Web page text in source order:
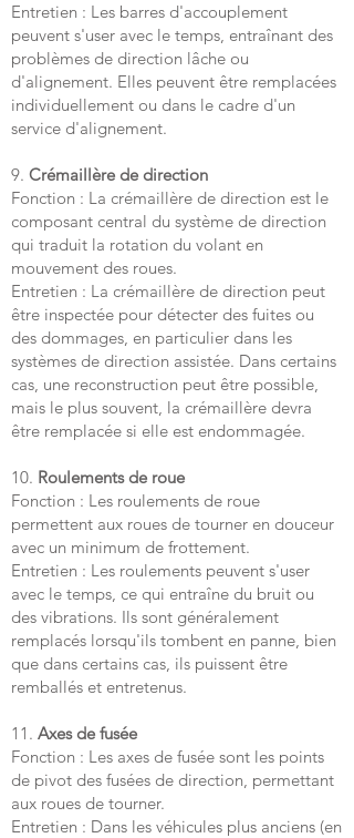
Entretien : Les barres d'accouplement
peuvent s'user avec le temps, entraînant des
problèmes de direction lâche ou
d'alignement. Elles peuvent être remplacées
individuellement ou dans le cadre d'un
service d'alignement.
9. Crémaillère de direction
Fonction : La crémaillère de direction est le
composant central du système de direction
qui traduit la rotation du volant en
mouvement des roues.
Entretien : La crémaillère de direction peut
être inspectée pour détecter des fuites ou
des dommages, en particulier dans les
systèmes de direction assistée. Dans certains
cas, une reconstruction peut être possible,
mais le plus souvent, la crémaillère devra
être remplacée si elle est endommagée.
10. Roulements de roue
Fonction : Les roulements de roue
permettent aux roues de tourner en douceur
avec un minimum de frottement.
Entretien : Les roulements peuvent s'user
avec le temps, ce qui entraîne du bruit ou
des vibrations. Ils sont généralement
remplacés lorsqu'ils tombent en panne, bien
que dans certains cas, ils puissent être
remballés et entretenus.
11. Axes de fusée
Fonction : Les axes de fusée sont les points
de pivot des fusées de direction, permettant
aux roues de tourner.
Entretien : Dans les véhicules plus anciens (en